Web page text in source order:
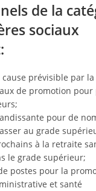
de la
sociaux
prévisible par la
de promotion pour
pour de
au grade
à la retraite
le grade supérieur;
postes pour la
et santé